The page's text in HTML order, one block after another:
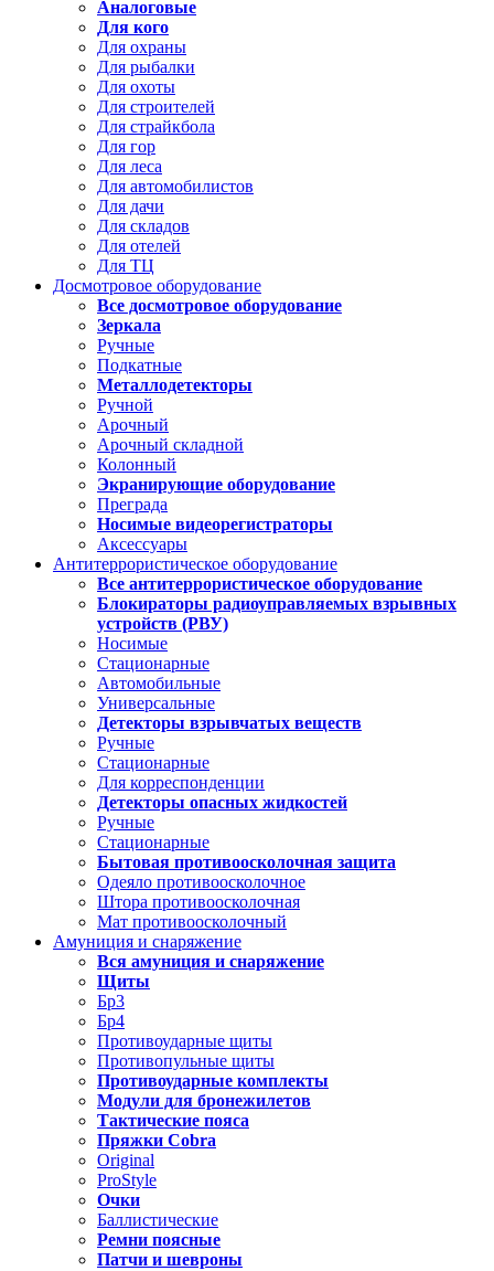
Аналоговые
Для кого
Для охраны
Для рыбалки
Для охоты
Для строителей
Для страйкбола
Для гор
Для леса
Для автомобилистов
Для дачи
Для складов
Для отелей
Для ТЦ
Досмотровое оборудование
Все досмотровое оборудование
Зеркала
Ручные
Подкатные
Металлодетекторы
Ручной
Арочный
Арочный складной
Колонный
Экранирующие оборудование
Преграда
Носимые видеорегистраторы
Аксессуары
Антитеррористическое оборудование
Все антитеррористическое оборудование
Блокираторы радиоуправляемых взрывных
устройств (РВУ)
Носимые
Стационарные
Автомобильные
Универсальные
Детекторы взрывчатых веществ
Ручные
Стационарные
Для корреспонденции
Детекторы опасных жидкостей
Ручные
Стационарные
Бытовая противоосколочная защита
Одеяло противоосколочное
Штора противоосколочная
Мат противоосколочный
Амуниция и снаряжение
Вся амуниция и снаряжение
Щиты
Бр3
Бр4
Противоударные щиты
Противопульные щиты
Противоударные комплекты
Модули для бронежилетов
Тактические пояса
Пряжки Cobra
Original
ProStyle
Очки
Баллистические
Ремни поясные
Патчи и шевроны